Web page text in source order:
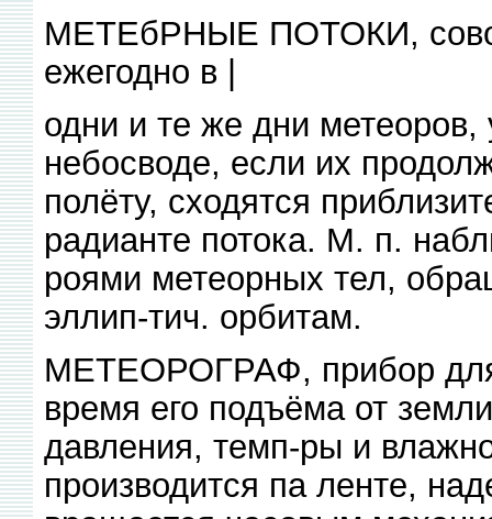
МЕТЕбРНЫЕ ПОТОКИ,
ежегодно в |
одни и те же дни
небосводе, если их
полёту, сходятся
радианте потока. М. п.
роями метеорных тел,
эллип-тич. орбитам.
МЕТЕОРОГРАФ, прибор для
время его подъёма от
давления, темп-ры и
производится па ленте,